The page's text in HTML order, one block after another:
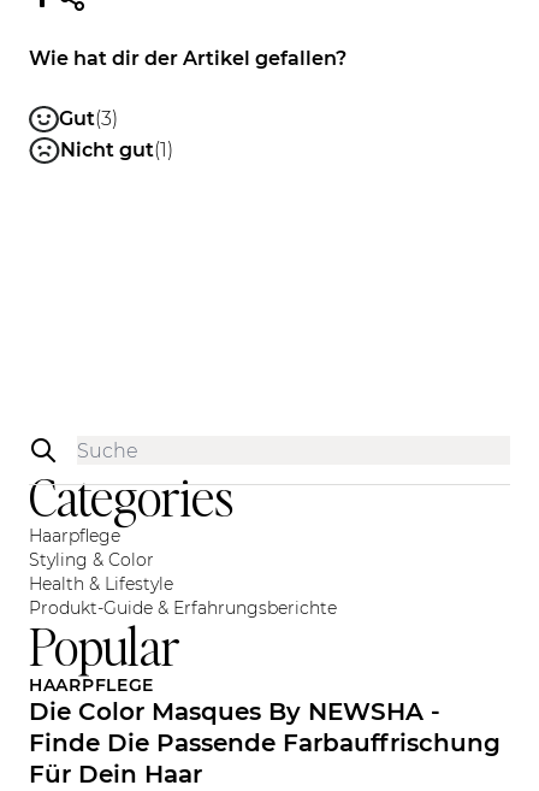
Sidebar
Categories
Haarpflege
Styling & Color
Health & Lifestyle
Produkt-Guide & Erfahrungsberichte
Popular
HAARPFLEGE
Die Color Masques By NEWSHA -
Finde Die Passende Farbauffrischung
Für Dein Haar
Wie hat dir der Artikel gefallen?
Gut(3)
Nicht gut(1)